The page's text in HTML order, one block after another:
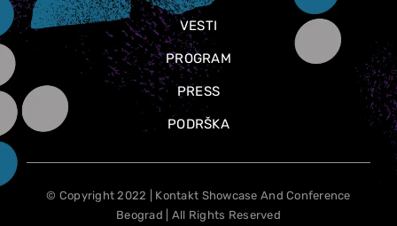
VESTI
PROGRAM
PRESS
PODRŠKA
© Copyright 2022 | Kontakt Showcase And Conference
Beograd | All Rights Reserved